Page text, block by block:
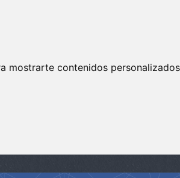
mostrarte contenidos